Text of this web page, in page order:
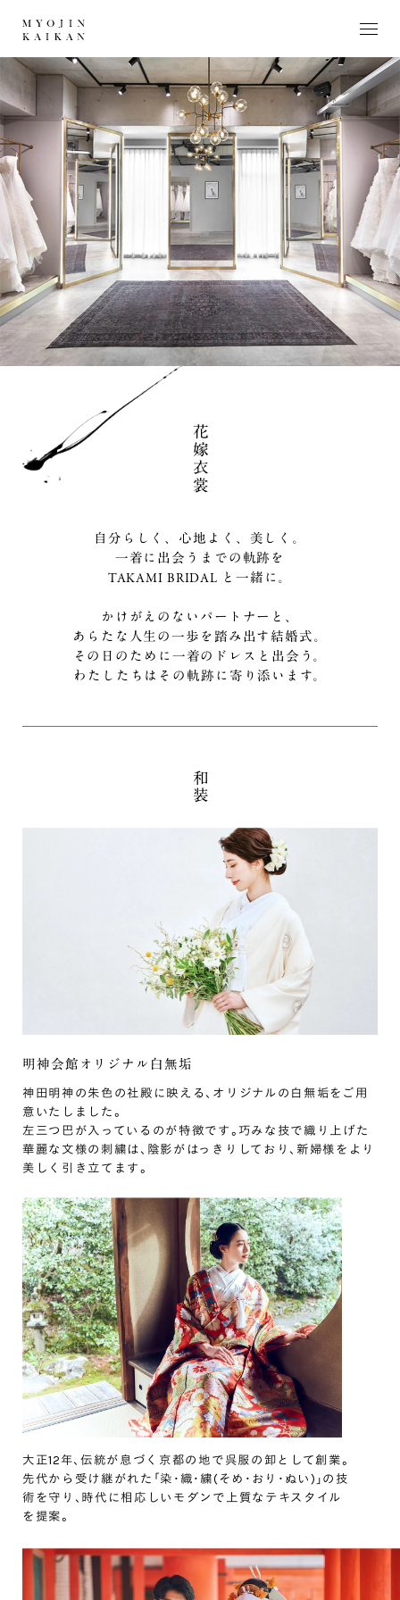
花
嫁
衣
裳
自分らしく、心地よく、美しく。
一着に出会うまでの軌跡を
TAKAMI BRIDAL と一緒に。
かけがえのないパートナーと、
あらたな人生の一歩を踏み出す結婚式。
その日のために一着のドレスと出会う。
わたしたちはその軌跡に寄り添います。
和
装
明神会館オリジナル白無垢
神田明神の朱色の社殿に映える､オリジナルの白無垢をご用
意いたしました｡
左三つ巴が入っているのが特徴です｡巧みな技で織り上げた
華麗な文様の刺繍は､陰影がはっきりしており､新婦様をより
美しく引き立てます｡
大正12年､伝統が息づく京都の地で呉服の卸として創業｡
先代から受け継がれた｢染･織･繍(そめ･おり･ぬい)｣の技
術を守り､時代に相応しいモダンで上質なテキスタイル
を提案｡